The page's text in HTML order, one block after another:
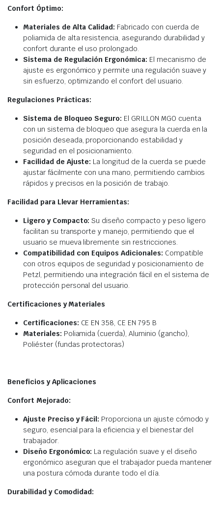
Confort Óptimo:
Materiales de Alta Calidad: Fabricado con cuerda de
poliamida de alta resistencia, asegurando durabilidad y
confort durante el uso prolongado.
Sistema de Regulación Ergonómica: El mecanismo de
ajuste es ergonómico y permite una regulación suave y
sin esfuerzo, optimizando el confort del usuario.
Regulaciones Prácticas:
Sistema de Bloqueo Seguro: El GRILLON MGO cuenta
con un sistema de bloqueo que asegura la cuerda en la
posición deseada, proporcionando estabilidad y
seguridad en el posicionamiento.
Facilidad de Ajuste: La longitud de la cuerda se puede
ajustar fácilmente con una mano, permitiendo cambios
rápidos y precisos en la posición de trabajo.
Facilidad para Llevar Herramientas:
Ligero y Compacto: Su diseño compacto y peso ligero
facilitan su transporte y manejo, permitiendo que el
usuario se mueva libremente sin restricciones.
Compatibilidad con Equipos Adicionales: Compatible
con otros equipos de seguridad y posicionamiento de
Petzl, permitiendo una integración fácil en el sistema de
protección personal del usuario.
Certificaciones y Materiales
Certificaciones: CE EN 358, CE EN 795 B
Materiales: Poliamida (cuerda), Aluminio (gancho),
Poliéster (fundas protectoras)
Beneficios y Aplicaciones
Confort Mejorado:
Ajuste Preciso y Fácil: Proporciona un ajuste cómodo y
seguro, esencial para la eficiencia y el bienestar del
trabajador.
Diseño Ergonómico: La regulación suave y el diseño
ergonómico aseguran que el trabajador pueda mantener
una postura cómoda durante todo el día.
Durabilidad y Comodidad: